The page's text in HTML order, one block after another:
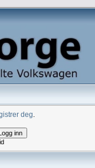
deg